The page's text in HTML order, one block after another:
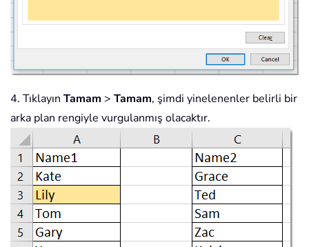
4. Tıklayın Tamam > Tamam, şimdi yinelenenler belirli bir
arka plan rengiyle vurgulanmış olacaktır.